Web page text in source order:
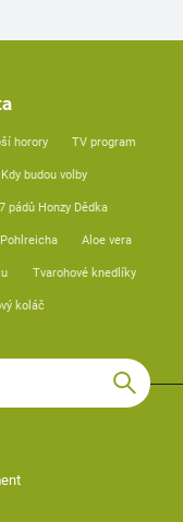
horory TV program
Kdy budou volby
7 pádů Honzy Dědka
Aloe vera
Tvarohové knedlíky
koláč